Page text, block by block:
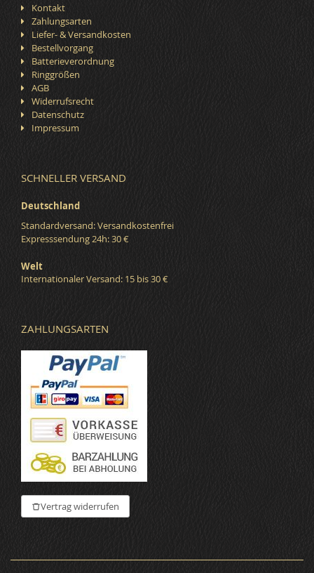
Kontakt
Zahlungsarten
Liefer- & Versandkosten
Bestellvorgang
Batterieverordnung
Ringgrößen
AGB
Widerrufsrecht
Datenschutz
Impressum
SCHNELLER VERSAND
Deutschland
Standardversand: Versandkostenfrei
Expresssendung 24h: 30 €
Welt
Internationaler Versand: 15 bis 30 €
ZAHLUNGSARTEN
Vertrag widerrufen